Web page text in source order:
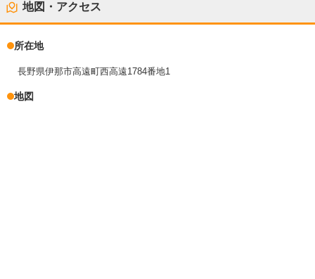
地図・アクセス
所在地
長野県伊那市高遠町西高遠1784番地1
地図